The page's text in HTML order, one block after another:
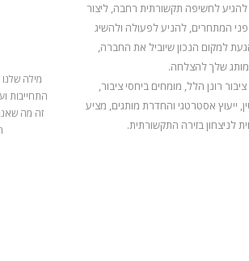
מילה
התחייבות
זה מה
לחשיפה תקשורתית רחבה, ליצור
המתחרים, להניעלפעולה ולהשיג
למקום הנכון שיוביל את החברה,
שלך להצלחה.
רונן הלל, מומחים ביחסי ציבור,
ייעוץ אסטרטגי והחדרת מותגים, מציע
לניצחון בזירה התקשורתית.